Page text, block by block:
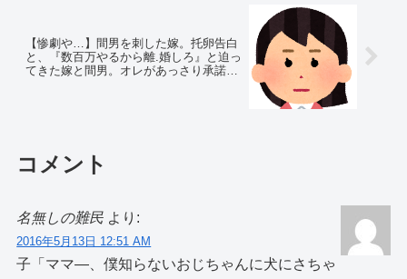
【惨劇や…】間男を刺した嫁。托卵告白
と、『数百万やるから離.婚しろ』と迫っ
てきた嫁と間男。オレがあっさり承諾す
コメント
名無しの難民 より:
2016年5月13日 12:51 AM
子「ママ―、僕知らないおじちゃんに犬にさちゃ